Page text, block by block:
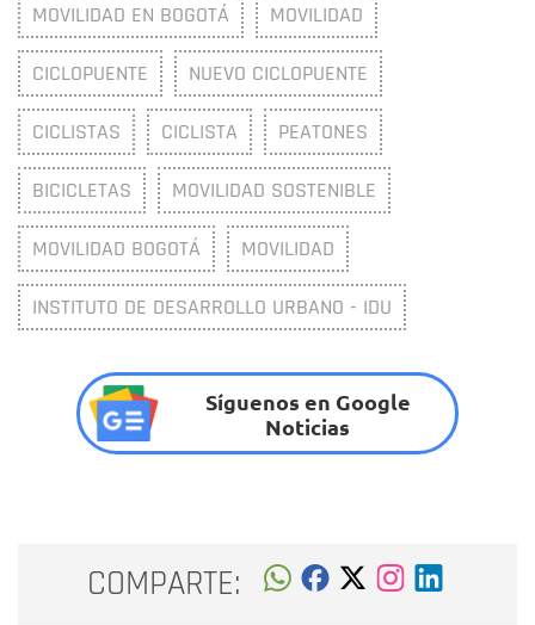
MOVILIDAD EN BOGOTÁ MOVILIDAD
CICLOPUENTE NUEVO CICLOPUENTE
CICLISTAS CICLISTA PEATONES
BICICLETAS MOVILIDAD SOSTENIBLE
MOVILIDAD BOGOTÁ MOVILIDAD
INSTITUTO DE DESARROLLO URBANO - IDU
Síguenos en Google
Noticias
COMPARTE: